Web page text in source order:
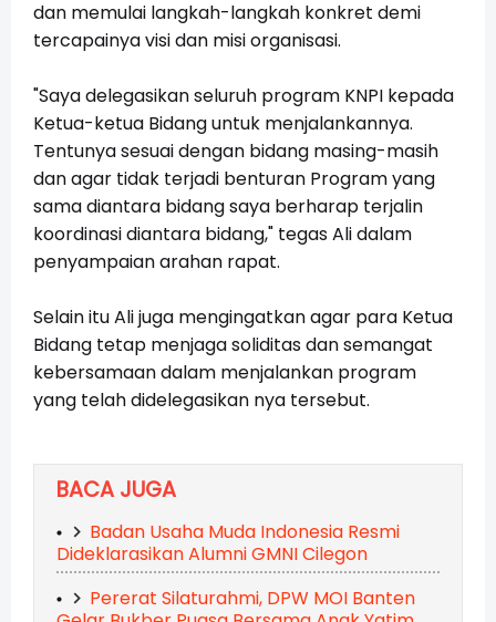
dan memulai langkah-langkah konkret demi
tercapainya visi dan misi organisasi.
"Saya delegasikan seluruh program KNPI kepada
Ketua-ketua Bidang untuk menjalankannya.
Tentunya sesuai dengan bidang masing-masih
dan agar tidak terjadi benturan Program yang
sama diantara bidang saya berharap terjalin
koordinasi diantara bidang," tegas Ali dalam
penyampaian arahan rapat.
Selain itu Ali juga mengingatkan agar para Ketua
Bidang tetap menjaga soliditas dan semangat
kebersamaan dalam menjalankan program
yang telah didelegasikan nya tersebut.
BACA JUGA
Badan Usaha Muda Indonesia Resmi
Dideklarasikan Alumni GMNI Cilegon
Pererat Silaturahmi, DPW MOI Banten